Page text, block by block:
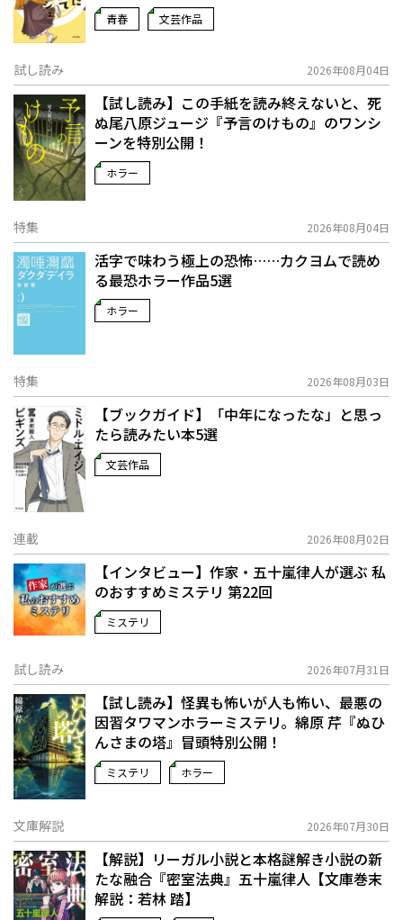
青春 文芸作品
試し読み 2026年08月04日
【試し読み】この手紙を読み終えないと、死
ぬ――尾八原ジュージ『予言のけもの』のワンシ
ーンを特別公開！
ホラー
特集 2026年08月04日
活字で味わう極上の恐怖……カクヨムで読め
る最恐ホラー作品5選
ホラー
特集 2026年08月03日
【ブックガイド】「中年になったな」と思っ
たら読みたい本5選
文芸作品
連載 2026年08月02日
【インタビュー】作家・五十嵐律人が選ぶ 私
のおすすめミステリ 第22回
ミステリ
試し読み 2026年07月31日
【試し読み】怪異も怖いが人も怖い、最悪の
因習タワマンホラーミステリ。綿原 芹『ぬひ
んさまの塔』冒頭特別公開！
ミステリ ホラー
文庫解説 2026年07月30日
【解説】リーガル小説と本格謎解き小説の新
たな融合――『密室法典』五十嵐律人【文庫巻末
解説：若林 踏】